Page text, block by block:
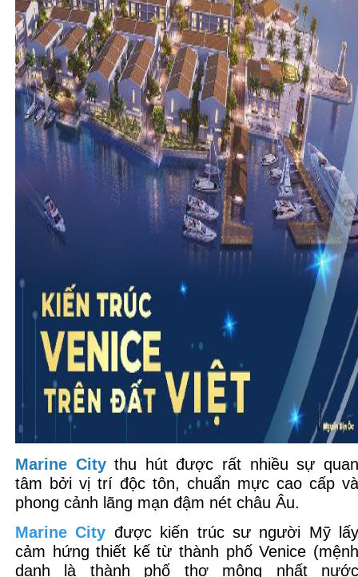
Marine Citythu hút được rất nhiều sự
tâm bởi vị trí độc tôn, chuẩn mực cao cấp
phong cảnh lãng mạn đậm nét châu Âu.
Marine City được kiến trúc sư người Mỹ
cảm hứng thiết kế từ thành phố Venice
danh là thành phố thơ mộng nhất